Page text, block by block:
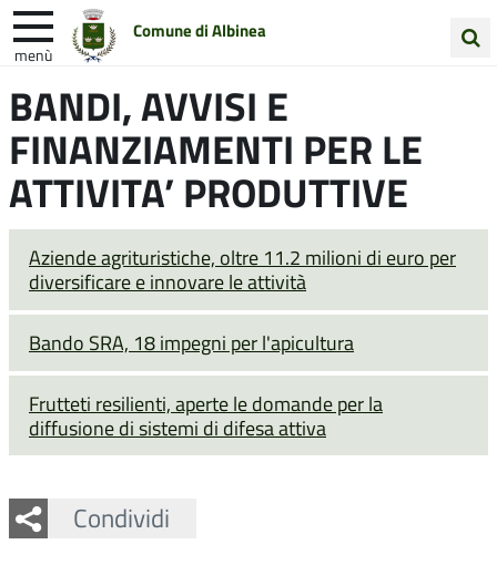
Comune di Albinea
menù
nel
sito
Entra in Comune Vivi Albinea
Unione Colline Matildiche
BANDI, AVVISI E
FINANZIAMENTI PER LE
ATTIVITA’ PRODUTTIVE
Aziende agrituristiche, oltre 11.2 milioni di euro per
diversificare e innovare le attività
Bando SRA, 18 impegni per l'apicultura
Frutteti resilienti, aperte le domande per la
diffusione di sistemi di difesa attiva
Condividi
Facebook
Twitter
Whatsapp